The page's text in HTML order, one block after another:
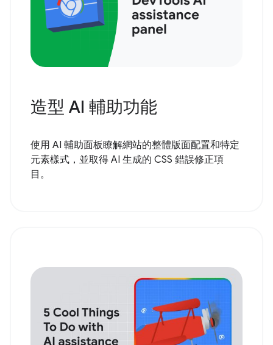
造型 AI 輔助功能
使用 AI 輔助面板瞭解網站的整體版面配置和特定
元素樣式，並取得 AI 生成的 CSS 錯誤修正項
目。